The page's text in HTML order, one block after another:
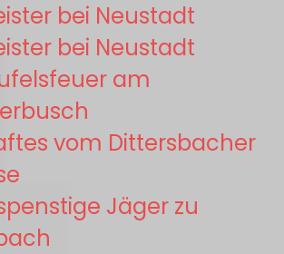
bei Neustadt
bei Neustadt
am
vom Dittersbacher
Jäger zu